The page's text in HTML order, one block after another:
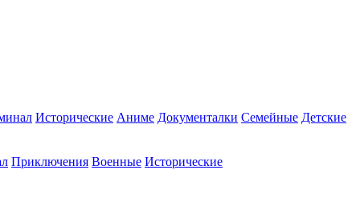
Исторические Аниме Документалки Семейные Детские
Приключения Военные Исторические